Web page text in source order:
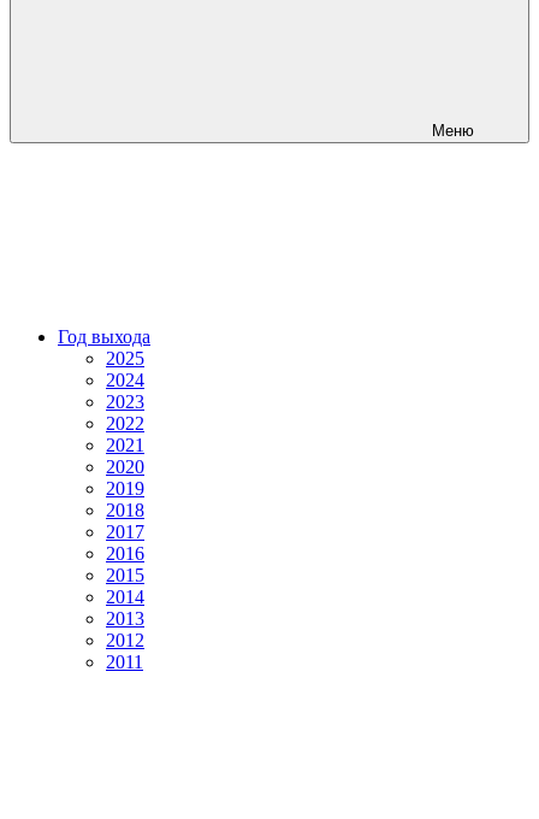
Меню
Год выхода
2025
2024
2023
2022
2021
2020
2019
2018
2017
2016
2015
2014
2013
2012
2011